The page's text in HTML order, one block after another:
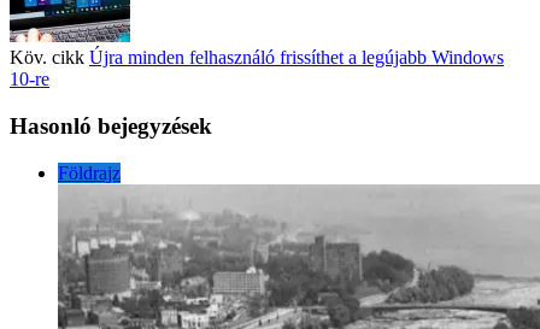
Köv. cikk Újra minden felhasználó frissíthet a legújabb Windows
10-re
Hasonló bejegyzések
Földrajz